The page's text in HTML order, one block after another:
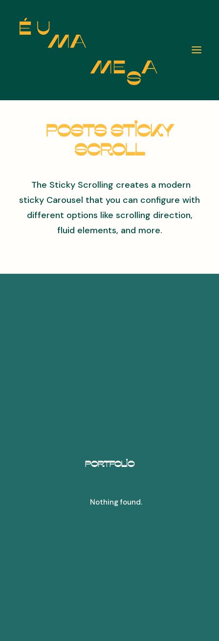
Posts Sticky
Scroll
The Sticky Scrolling creates a modern
sticky Carousel that you can configure with
different options like scrolling direction,
fluid elements, and more.
Portfolio
Nothing found.